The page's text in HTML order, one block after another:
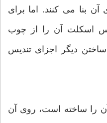
بنا می کنند. اما برای
اسکلت آن را از چوب
دیگر اجزای تندیس
را ساخته است، روی آن